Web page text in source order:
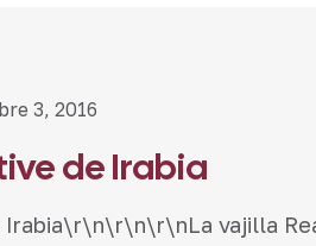
3, 2016
de Irabia
Irabia\r\n\r\n\r\nLa vajilla